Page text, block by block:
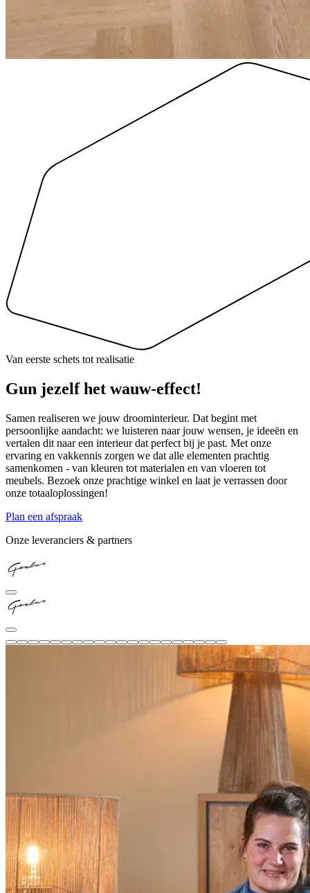
Van eerste schets tot realisatie
Gun jezelf het wauw-effect!
Samen realiseren we jouw droominterieur. Dat begint met
persoonlijke aandacht: we luisteren naar jouw wensen, je ideeën en
vertalen dit naar een interieur dat perfect bij je past. Met onze
ervaring en vakkennis zorgen we dat alle elementen prachtig
samenkomen - van kleuren tot materialen en van vloeren tot
meubels. Bezoek onze prachtige winkel en laat je verrassen door
onze totaaloplossingen!
Plan een afspraak
Onze leveranciers & partners